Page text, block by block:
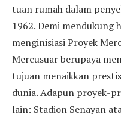
tuan rumah dalam
1962. Demi mendukung
menginisiasi Proyek
Mercusuar berupaya
tujuan menaikkan
dunia. Adapun proyek-
lain: Stadion Senayan